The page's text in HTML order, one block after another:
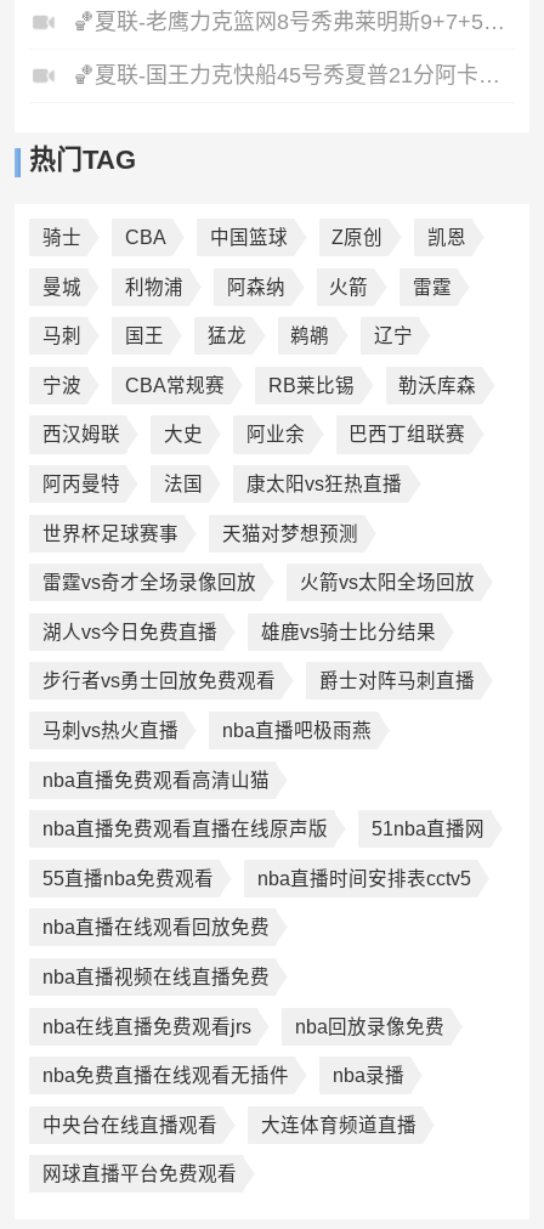
🏀夏联-老鹰力克篮网8号秀弗莱明斯9+7+5科比·约翰逊17+7
🏀夏联-国王力克快船45号秀夏普21分阿卡夫19+7瓦格勒7中1
热门TAG
骑士 CBA 中国篮球 Z原创 凯恩
曼城 利物浦 阿森纳 火箭 雷霆
马刺 国王 猛龙 鹈鹕 辽宁
宁波 CBA常规赛 RB莱比锡 勒沃库森
西汉姆联 大史 阿业余 巴西丁组联赛
阿丙曼特 法国 康太阳vs狂热直播
世界杯足球赛事 天猫对梦想预测
雷霆vs奇才全场录像回放 火箭vs太阳全场回放
湖人vs今日免费直播 雄鹿vs骑士比分结果
步行者vs勇士回放免费观看 爵士对阵马刺直播
马刺vs热火直播 nba直播吧极雨燕
nba直播免费观看高清山猫
nba直播免费观看直播在线原声版 51nba直播网
55直播nba免费观看 nba直播时间安排表cctv5
nba直播在线观看回放免费
nba直播视频在线直播免费
nba在线直播免费观看jrs nba回放录像免费
nba免费直播在线观看无插件 nba录播
中央台在线直播观看 大连体育频道直播
网球直播平台免费观看